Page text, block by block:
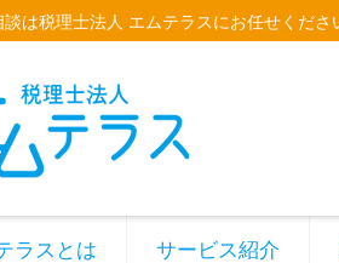
は税理士法人 エムテラスにお任せくださ
ラスとは サービス紹介